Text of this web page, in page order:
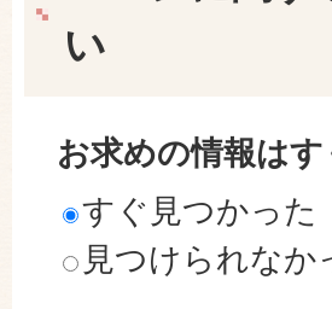
い
お求めの情報は
すぐ見つかった
見つけられな